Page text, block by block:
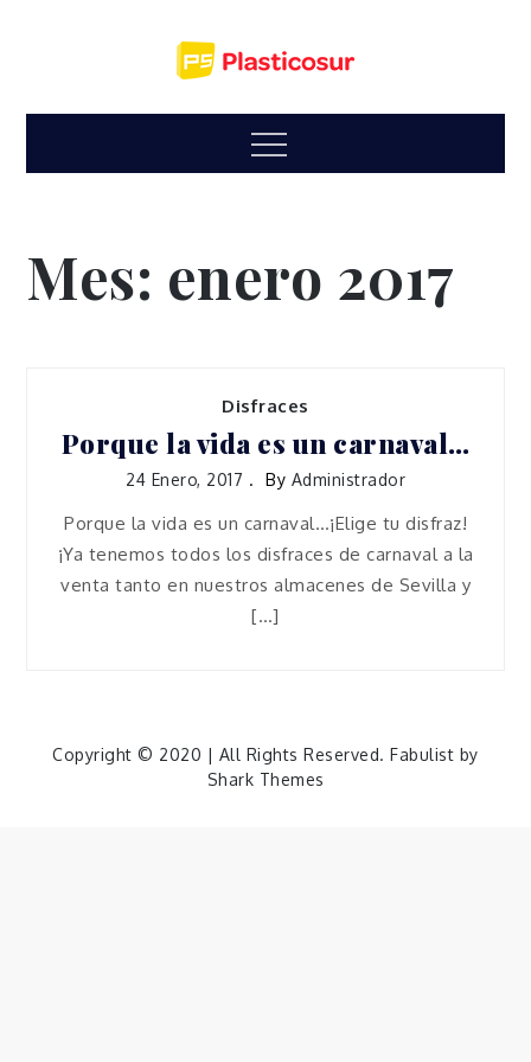
Menu
Mes: enero 2017
Disfraces
Porque la vida es un carnaval…
24 Enero, 2017 By Administrador
Porque la vida es un carnaval…¡Elige tu disfraz!
¡Ya tenemos todos los disfraces de carnaval a la
venta tanto en nuestros almacenes de Sevilla y
[…]
Copyright © 2020 | All Rights Reserved. Fabulist by
Shark Themes